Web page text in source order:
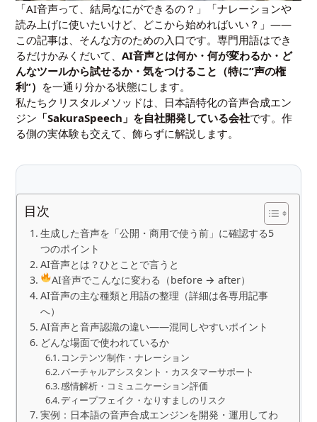
「AI音声って、結局なにができるの？」「ナレーションや
読み上げに使いたいけど、どこから始めればいい？」——
この記事は、そんな方のための入口です。専門用語はでき
るだけかみくだいて、AI音声とは何か・何が変わるか・ど
んなツールから試せるか・気をつけること（特に”声の権
利”） を一通り分かる状態にします。
私たちクリスタルメソッドは、日本語特化の音声合成エン
ジン 「SakuraSpeech」を自社開発している会社です。作
る側の実体験も交えて、飾らずに解説します。
目次
生成した音声を「公開・商用で使う前」に確認する5
つのポイント
AI音声とは？ひとことで言うと
AI音声でこんなに変わる（before → after）
AI音声の主な種類と用語の整理（詳細は各専用記事
へ）
AI音声と音声認識の違い――混同しやすいポイント
どんな場面で使われているか
コンテンツ制作・ナレーション
バーチャルアシスタント・カスタマーサポート
感情解析・コミュニケーション評価
ディープフェイク・なりすましのリスク
実例：日本語の音声合成エンジンを開発・運用してわ